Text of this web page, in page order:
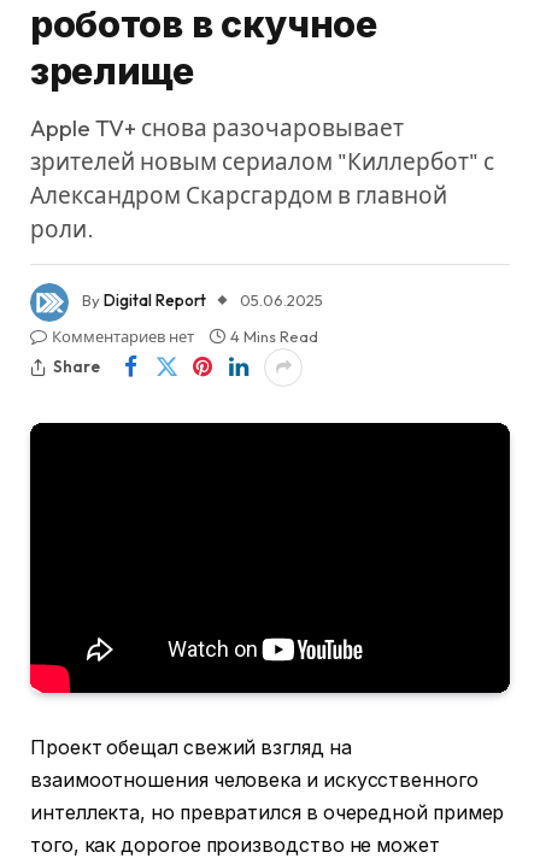
роботов в скучное
зрелище
Apple TV+ снова разочаровывает
зрителей новым сериалом "Киллербот" с
Александром Скарсгардом в главной
роли.
ByDigital Report
05.06.2025
Комментариев нет
4 Mins Read
Share
Проект обещал свежий взгляд на
взаимоотношения человека и искусственного
интеллекта, но превратился в очередной пример
того, как дорогое производство не может